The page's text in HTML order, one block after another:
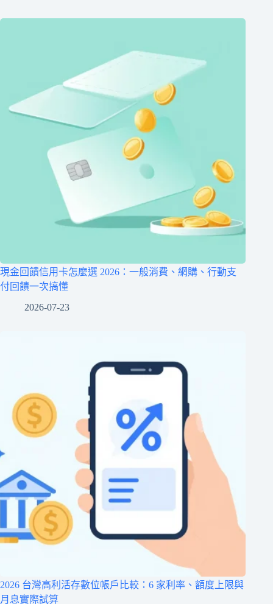
現金回饋信用卡怎麼選 2026：一般消費、網購、行動支
付回饋一次搞懂
2026-07-23
2026 台灣高利活存數位帳戶比較：6 家利率、額度上限與
月息實際試算